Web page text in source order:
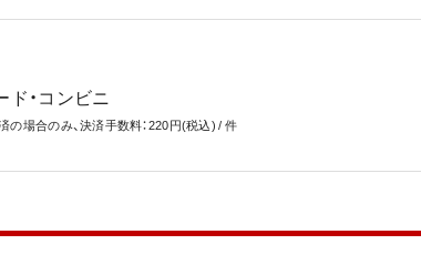
・コンビニ
場合のみ、決済手数料：220円(税込) / 件